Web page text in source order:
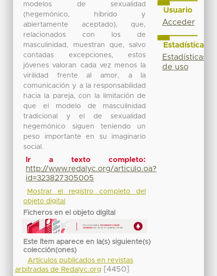
modelos de sexualidad
(hegemónico, híbrido y
abiertamente aceptado), que,
relacionados con los de
masculinidad, muestran que, salvo
contadas excepciones, estos
jóvenes valoran cada vez menos la
virilidad frente al amor, a la
comunicación y a la responsabilidad
hacia la pareja, con la limitación de
que el modelo de masculinidad
tradicional y el de sexualidad
hegemónico siguen teniendo un
peso importante en su imaginario
social.
Ir a texto completo:
http://www.redalyc.org/articulo.oa?
id=323827305005
Mostrar el registro completo del
objeto digital
Ficheros en el objeto digital
Este ítem aparece en la(s) siguiente(s)
colección(ones)
Artículos publicados en revistas
arbitradas de Redalyc.org
[4450]
Usuario
Acceder
Estadísticas
Estadísticas
de uso